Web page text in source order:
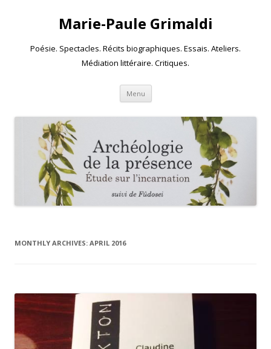
Marie-Paule Grimaldi
Poésie. Spectacles. Récits biographiques. Essais. Ateliers.
Médiation littéraire. Critiques.
Menu Skip to content
MONTHLY ARCHIVES: APRIL 2016